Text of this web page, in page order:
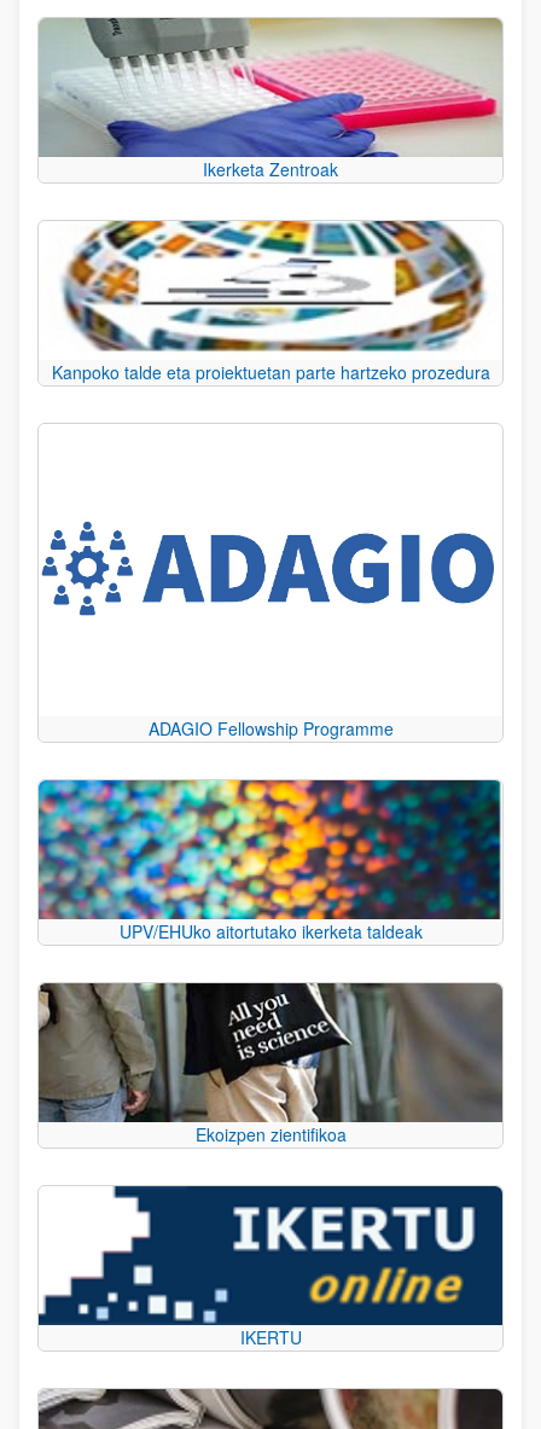
Ikerketa Zentroak
Kanpoko talde eta proiektuetan parte hartzeko prozedura
ADAGIO Fellowship Programme
UPV/EHUko aitortutako ikerketa taldeak
Ekoizpen zientifikoa
IKERTU